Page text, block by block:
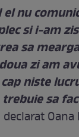
nu
si i-am
sa
zi am
niste
sa
declarat